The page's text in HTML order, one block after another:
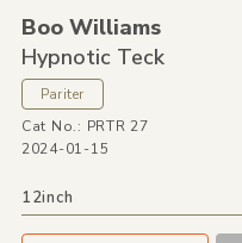
Boo Williams
Hypnotic Teck
Pariter
Cat No.: PRTR 27
2024-01-15
12inch